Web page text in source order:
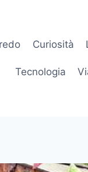
Curiosità
Tecnologia